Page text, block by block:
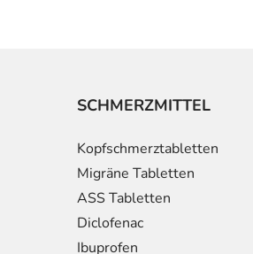
SCHMERZMITTEL
Kopfschmerztabletten
Migräne Tabletten
ASS Tabletten
Diclofenac
Ibuprofen